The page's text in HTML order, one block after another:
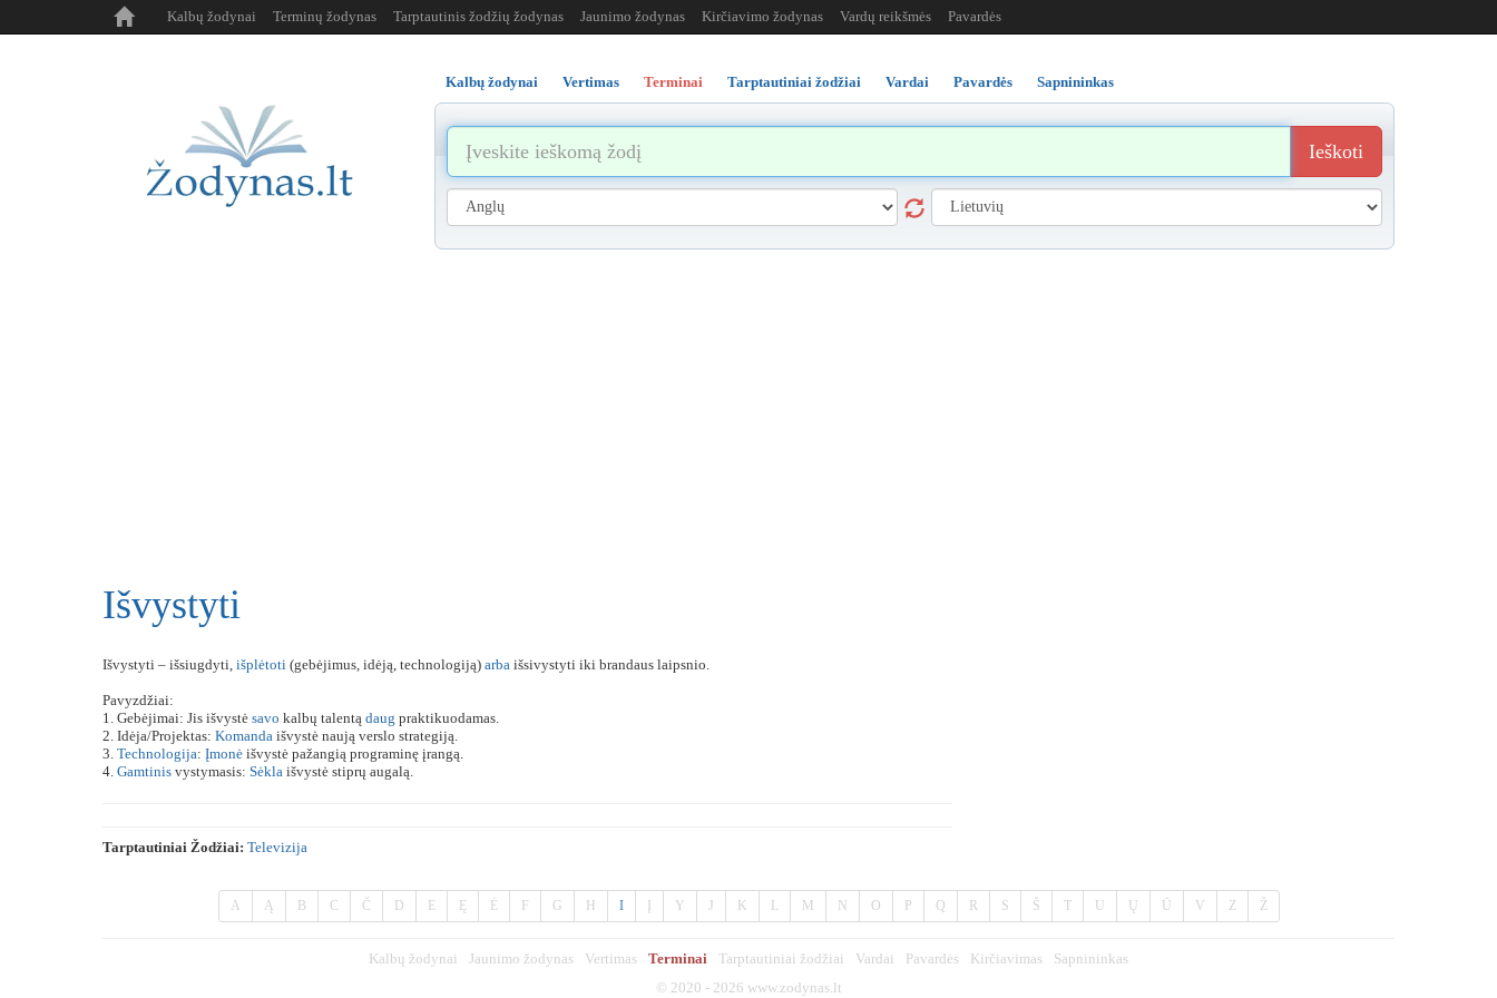
Kalbų žodynai Terminų žodynas Tarptautinis žodžių žodynas Jaunimo žodynas Kirčiavimo žodynas Vardų reikšmės Pavardės
Kalbų žodynai Vertimas Terminai Tarptautiniai žodžiai Vardai Pavardės Sapnininkas
Ieškoti
Išvystyti
Išvystyti – išsiugdyti, išplėtoti (gebėjimus, idėją, technologiją) arba išsivystyti iki brandaus laipsnio.
Pavyzdžiai:
1. Gebėjimai: Jis išvystė savo kalbų talentą daug praktikuodamas.
2. Idėja/Projektas: Komanda išvystė naują verslo strategiją.
3. Technologija: Įmonė išvystė pažangią programinę įrangą.
4. Gamtinis vystymasis: Sėkla išvystė stiprų augalą.
Tarptautiniai Žodžiai: Televizija
A Ą B C Č D E Ę Ė F G H I Y J K L M N O P Q R S Š T U Ų Ū V Z Ž
Kalbų žodynai Jaunimo žodynas Vertimas Terminai Tarptautiniai žodžiai Vardai Pavardės Kirčiavimas
Sapnininkas
© 2020 - 2026 www.zodynas.lt